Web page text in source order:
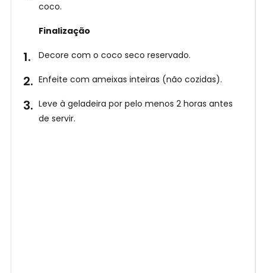
coco.
Finalização
Decore com o coco seco reservado.
Enfeite com ameixas inteiras (não cozidas).
Leve à geladeira por pelo menos 2 horas antes
de servir.